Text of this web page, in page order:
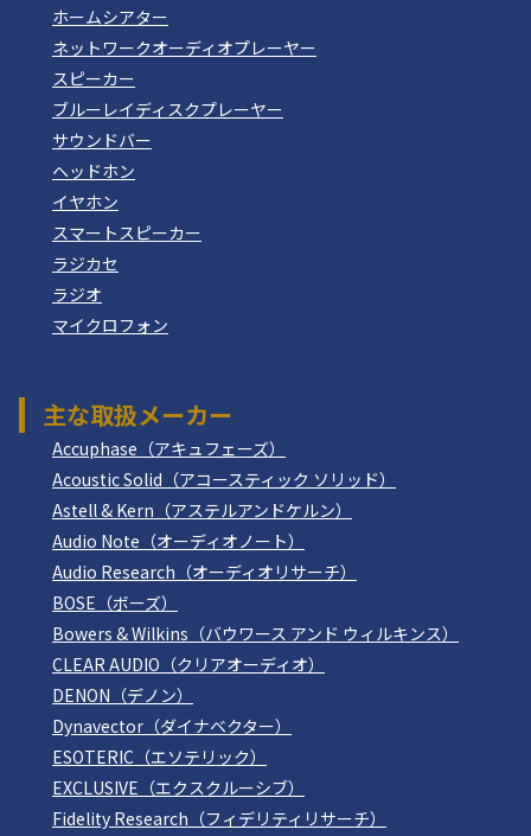
ホームシアター
ネットワークオーディオプレーヤー
スピーカー
ブルーレイディスクプレーヤー
サウンドバー
ヘッドホン
イヤホン
スマートスピーカー
ラジカセ
ラジオ
マイクロフォン
主な取扱メーカー
Accuphase（アキュフェーズ）
Acoustic Solid（アコースティック ソリッド）
Astell & Kern（アステルアンドケルン）
Audio Note（オーディオノート）
Audio Research（オーディオリサーチ）
BOSE（ボーズ）
Bowers & Wilkins（バウワース アンド ウィルキンス）
CLEAR AUDIO（クリアオーディオ）
DENON（デノン）
Dynavector（ダイナベクター）
ESOTERIC（エソテリック）
EXCLUSIVE（エクスクルーシブ）
Fidelity Research（フィデリティリサーチ）